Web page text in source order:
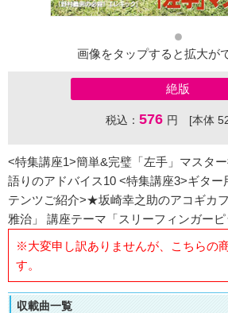
画像をタップすると拡大が
絶版
税込： 576 円 [本体
<特集講座1>簡単&完璧「左手」マスタ
語りのアドバイス10 <特集講座3>ギター
テンツご紹介>★坂崎幸之助のアコギカ
雅治」 講座テーマ「スリーフィンガー
※大変申し訳ありませんが、こちらの
す。
収載曲一覧